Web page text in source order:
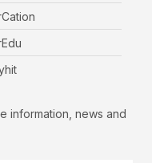
information, news and